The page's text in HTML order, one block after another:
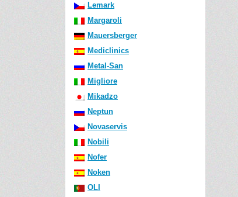
Lemark
Margaroli
Mauersberger
Mediclinics
Metal-San
Migliore
Mikadzo
Neptun
Novaservis
Nobili
Nofer
Noken
OLI